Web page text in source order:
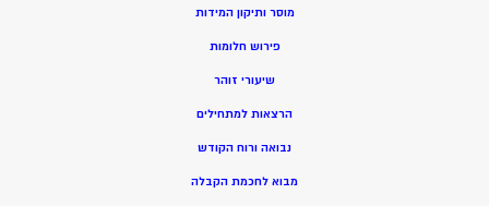
מוסר ותיקון המידות
פירוש חלומות
שיעורי זוהר
הרצאות למתחילים
נבואה ורוח הקודש
מבוא לחכמת הקבלה